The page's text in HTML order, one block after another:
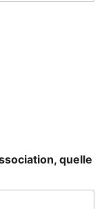
quelle